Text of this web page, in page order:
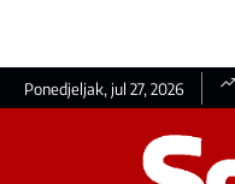
Ponedjeljak, jul 27, 2026